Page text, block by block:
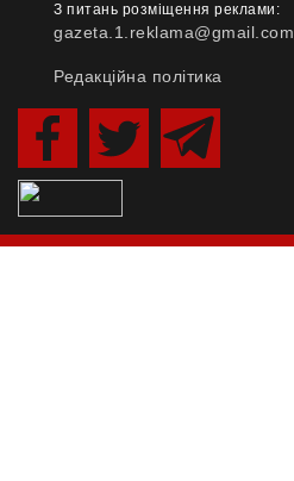
З питань розміщення реклами:
gazeta.1.reklama@gmail.com
Редакційна політика